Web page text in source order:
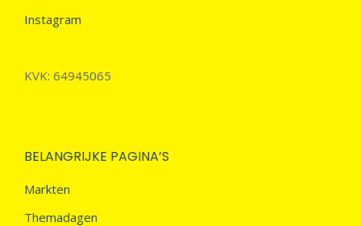
Instagram
KVK: 64945065
BELANGRIJKE PAGINA’S
Markten
Themadagen